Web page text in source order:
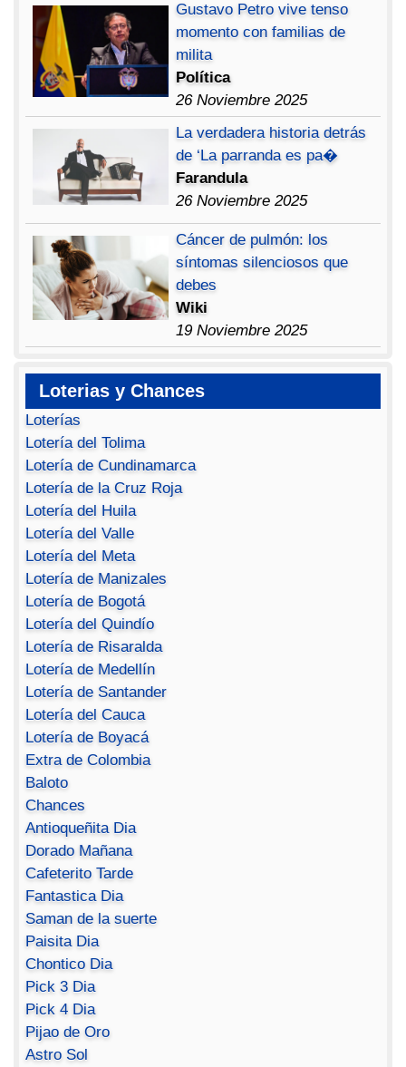
Gustavo Petro vive tenso
momento con familias de
milita
Política
26 Noviembre 2025
La verdadera historia detrás
de ‘La parranda es pa�
Farandula
26 Noviembre 2025
Cáncer de pulmón: los
síntomas silenciosos que
debes
Wiki
19 Noviembre 2025
Loterias y Chances
Loterías
Lotería del Tolima
Lotería de Cundinamarca
Lotería de la Cruz Roja
Lotería del Huila
Lotería del Valle
Lotería del Meta
Lotería de Manizales
Lotería de Bogotá
Lotería del Quindío
Lotería de Risaralda
Lotería de Medellín
Lotería de Santander
Lotería del Cauca
Lotería de Boyacá
Extra de Colombia
Baloto
Chances
Antioqueñita Dia
Dorado Mañana
Cafeterito Tarde
Fantastica Dia
Saman de la suerte
Paisita Dia
Chontico Dia
Pick 3 Dia
Pick 4 Dia
Pijao de Oro
Astro Sol